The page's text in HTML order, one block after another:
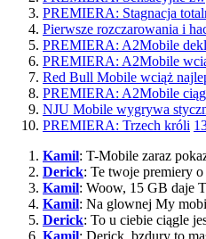
PREMIERA: Stagnacja
Pierwsze rozczarowania i
PREMIERA: A2Mobile
PREMIERA: A2Mobile
Red Bull Mobile wciąż
PREMIERA: A2Mobile
NJU Mobile wygrywa
PREMIERA: Trzech króli
Kamil: T-Mobile zaraz
Derick: Te twoje premiery o
Kamil: Woow, 15 GB daje
Kamil: Na glownej My
Derick: To u ciebie ciągle
Kamil: Derick, bzdury to